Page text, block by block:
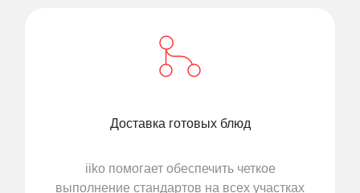
Доставка готовых блюд
iiko помогает обеспечить четкое
выполнение стандартов на всех участках